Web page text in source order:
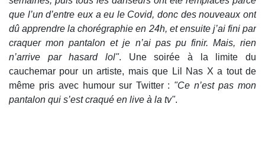
que l’un d’entre eux a eu le Covid, donc des nouveaux ont
dû apprendre la chorégraphie en 24h, et ensuite j’ai fini par
craquer mon pantalon et je n’ai pas pu finir. Mais, rien
n’arrive par hasard lol". Une soirée à la limite du
cauchemar pour un artiste, mais que Lil Nas X a tout de
même pris avec humour sur Twitter : "Ce n’est pas mon
pantalon qui s’est craqué en live à la tv".